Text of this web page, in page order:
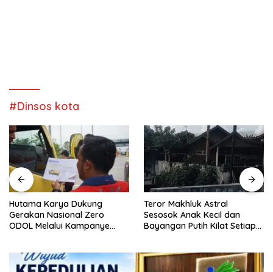
#Dinsos kota
Hutama Karya Dukung
Gerakan Nasional Zero
ODOL Melalui Kampanye
Teror Makhluk Astral
Sesosok Anak Kecil dan
Bayangan Putih Kilat Setiap